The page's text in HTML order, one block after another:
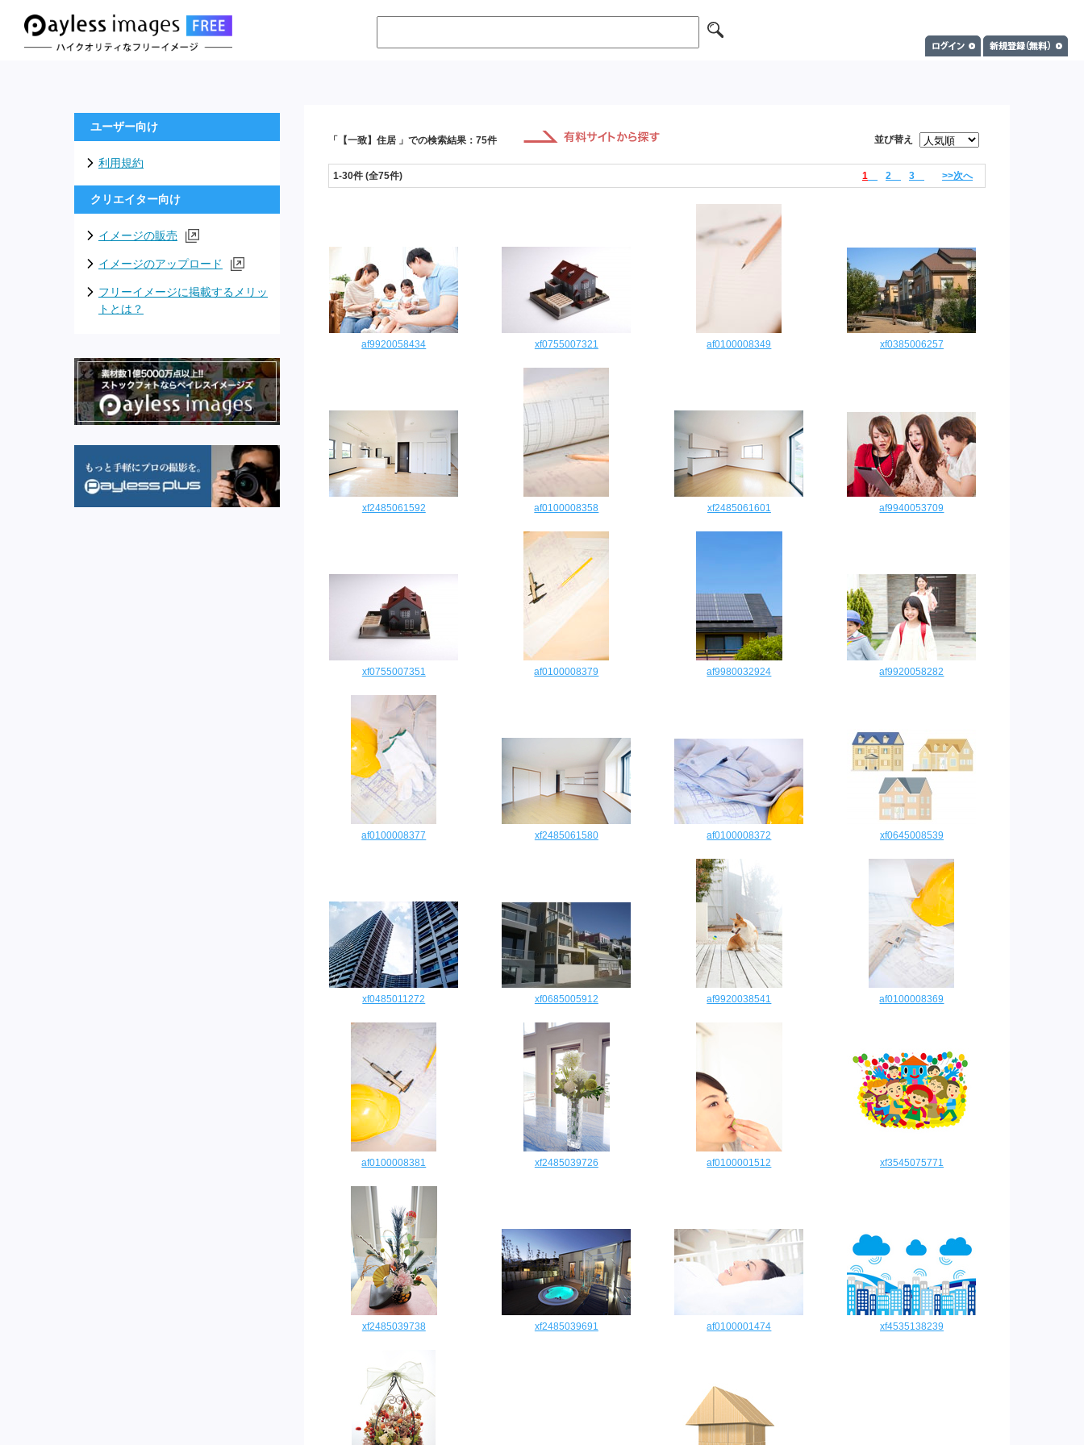
「【一致】住居 」での検索結果：75件 並び替え
1-30件 (全75件) 1 2 3 >>次へ
af9920058434 xf0755007321 af0100008349 xf0385006257
xf2485061592 af0100008358 xf2485061601 af9940053709
xf0755007351 af0100008379 af9980032924 af9920058282
af0100008377 xf2485061580 af0100008372 xf0645008539
xf0485011272 xf0685005912 af9920038541 af0100008369
af0100008381 xf2485039726 af0100001512 xf3545075771
xf2485039738 xf2485039691 af0100001474 xf4535138239
ユーザー向け
利用規約
クリエイター向け
イメージの販売
イメージのアップロード
フリーイメージに掲載するメリッ
トとは？